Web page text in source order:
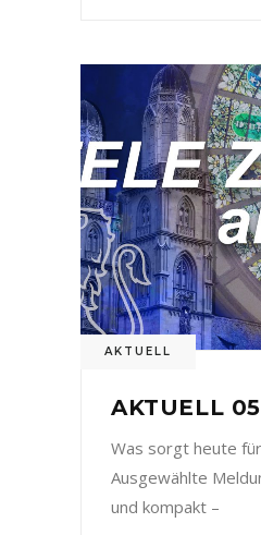
AKTUELL
AKTUELL
Was sorgt heute
Ausgewählte
und kompakt –